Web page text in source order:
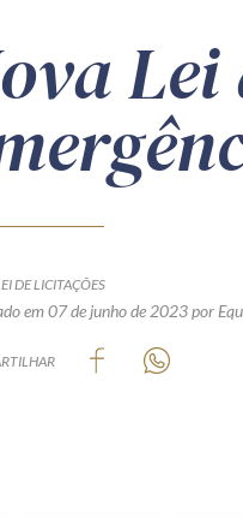
DE LICITAÇÕES
em 07 de junho de 2023por